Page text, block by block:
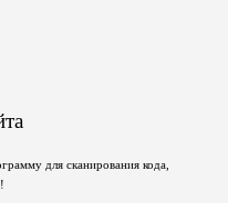
для сканирования кода,